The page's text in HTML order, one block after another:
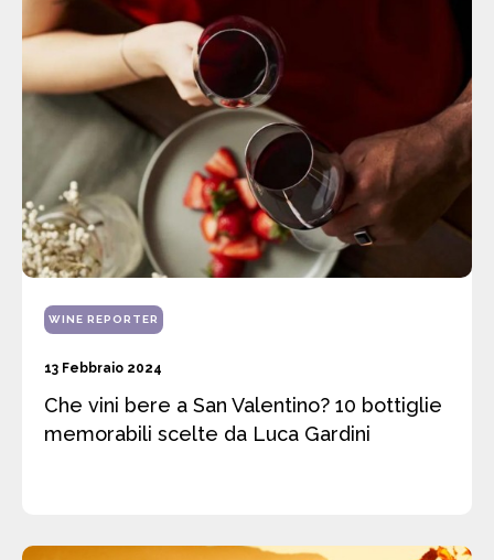
WINE REPORTER
13 Febbraio 2024
Che vini bere a San Valentino? 10 bottiglie
memorabili scelte da Luca Gardini